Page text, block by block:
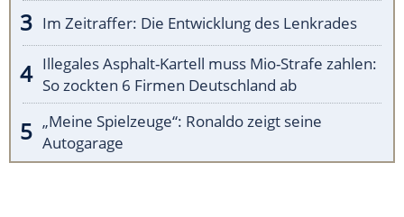
Im Zeitraffer: Die Entwicklung des Lenkrades
Illegales Asphalt-Kartell muss Mio-Strafe zahlen:
So zockten 6 Firmen Deutschland ab
„Meine Spielzeuge“: Ronaldo zeigt seine
Autogarage